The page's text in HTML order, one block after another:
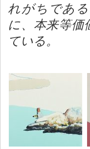
れがちであ
に、本来等
ている。